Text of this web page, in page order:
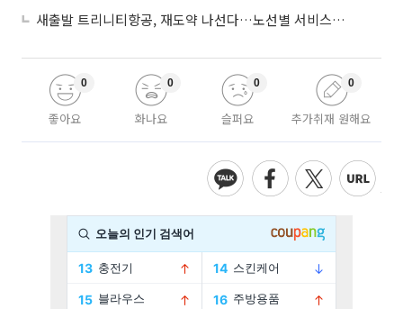
새출발 트리니티항공, 재도약 나선다…노선별 서비스 차별화
좋아요
0
화나요
0
슬퍼요
0
추가취재 원해요
0